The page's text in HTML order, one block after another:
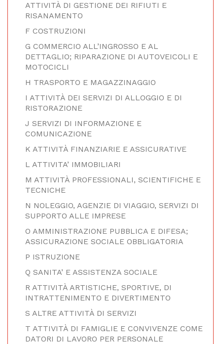
ATTIVITÀ DI GESTIONE DEI RIFIUTI E
RISANAMENTO
F COSTRUZIONI
G COMMERCIO ALL’INGROSSO E AL
DETTAGLIO; RIPARAZIONE DI AUTOVEICOLI E
MOTOCICLI
H TRASPORTO E MAGAZZINAGGIO
I ATTIVITÀ DEI SERVIZI DI ALLOGGIO E DI
RISTORAZIONE
J SERVIZI DI INFORMAZIONE E
COMUNICAZIONE
K ATTIVITÀ FINANZIARIE E ASSICURATIVE
L ATTIVITA’ IMMOBILIARI
M ATTIVITÀ PROFESSIONALI, SCIENTIFICHE E
TECNICHE
N NOLEGGIO, AGENZIE DI VIAGGIO, SERVIZI DI
SUPPORTO ALLE IMPRESE
O AMMINISTRAZIONE PUBBLICA E DIFESA;
ASSICURAZIONE SOCIALE OBBLIGATORIA
P ISTRUZIONE
Q SANITA’ E ASSISTENZA SOCIALE
R ATTIVITÀ ARTISTICHE, SPORTIVE, DI
INTRATTENIMENTO E DIVERTIMENTO
S ALTRE ATTIVITÀ DI SERVIZI
T ATTIVITÀ DI FAMIGLIE E CONVIVENZE COME
DATORI DI LAVORO PER PERSONALE